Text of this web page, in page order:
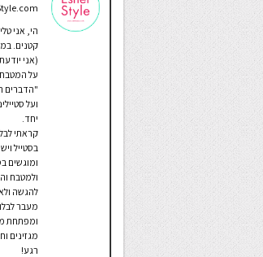
קטנים.
(אני
על
"הדברים
ועל
יחד.
בסטייל
ומוגשים
ולמטבח
להגשה
מעבר
ומפתחת
מגזינים
רגע!